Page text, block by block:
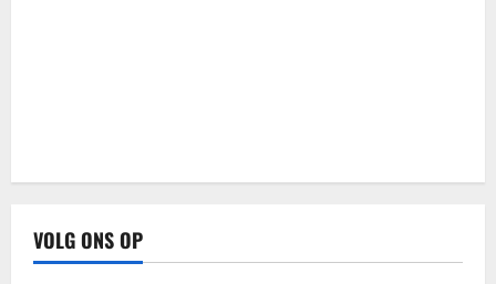
VOLG ONS OP